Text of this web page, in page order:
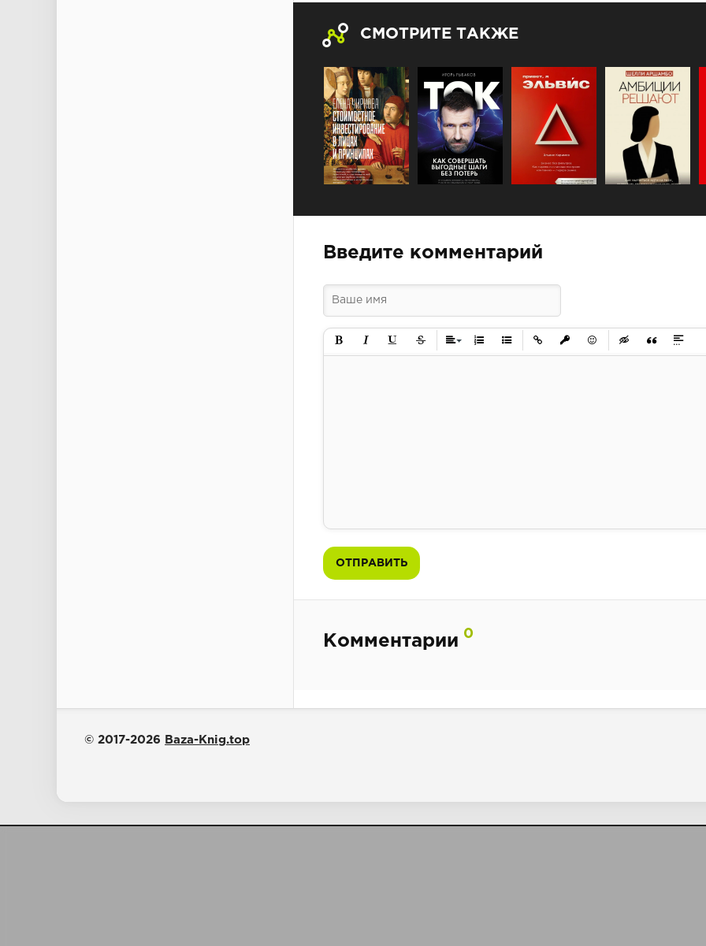
СМОТРИТЕ ТАКЖЕ
Введите комментарий
Полужирный
КурсивПодчеркнутый
ЗачеркнутыйВыравнивание
Нумерованный список
Маркированный список
Вставить ссылку
Вставить защищенную
Вставить смайлик
Вставка скрытого
Вставка
ОТПРАВИТЬ
Комментарии 0
© 2017-2026 Baza-Knig.top